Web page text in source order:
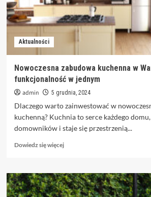
do
PlayStation
5
Aktualności
Nowoczesna zabudowa kuchenna w
funkcjonalność w jednym
admin 5 grudnia, 2024
Dlaczego warto zainwestować w
kuchenną? Kuchnia to serce każdego
domowników i staje się przestrzenią...
Dowiedz się więcejDowiedz
o
Nowoczesna
zabudowa